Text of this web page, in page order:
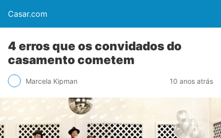
Casar.com
4 erros que os convidados do
casamento cometem
Marcela Kipman 10 anos atrás